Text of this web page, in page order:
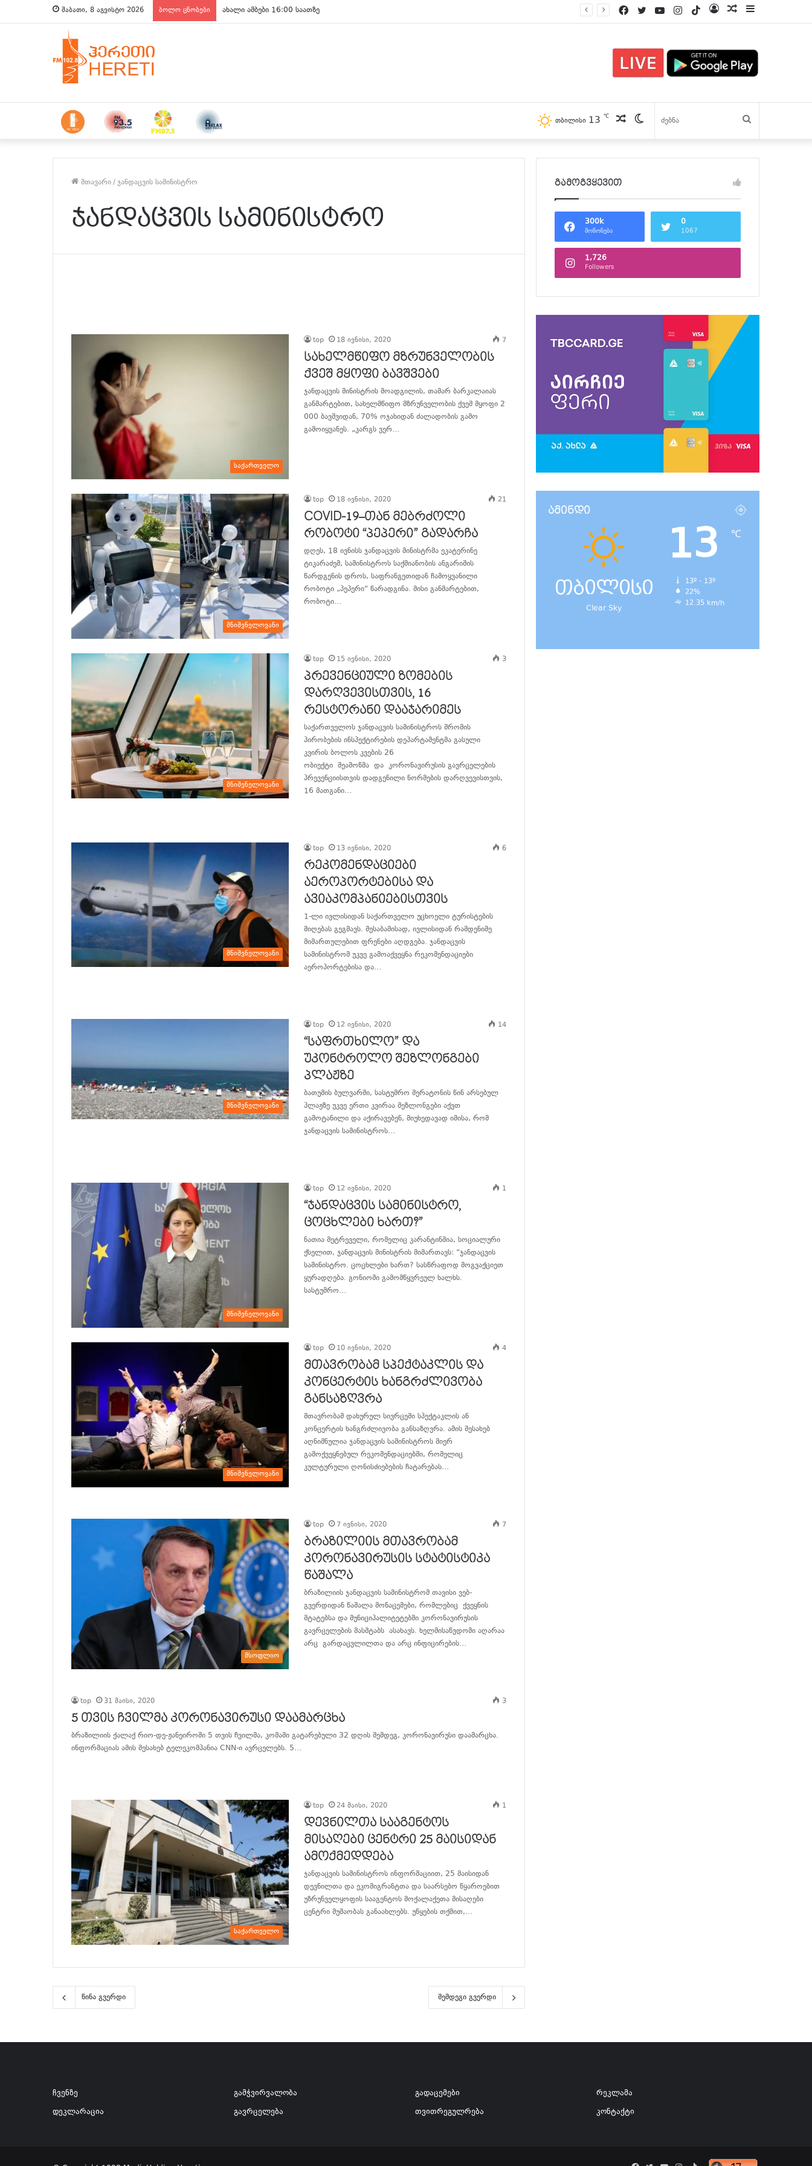
შაბათი, 8 აგვისტო 2026 ბოლო ცნობები ახალი ამბები 15:00 საათზე პოსტები
Log
TikTok
Instagram
YouTube
Twitter
Facebook
Switch
skin
პოსტები
თბილისი 13 ℃
მთავარი/ჯანდაცვის სამინისტრო
ჯანდაცვის სამინისტრო
საქართველო
top 18 ივნისი, 2020 7
სახელმწიფო მზრუნველობის
ქვეშ მყოფი ბავშვები
ჯანდაცვის მინისტრის მოადგილის, თამარ ბარკალაიას
განმარტებით, სახელმწიფო მზრუნველობის ქვეშ მყოფი 2
000 ბავშვიდან, 70% ოჯახიდან ძალადობის გამო
გამოიყვანეს. „კარგს ვერ…
მნიშვნელოვანი
top 18 ივნისი, 2020 21
COVID-19–თან მებრძოლი
რობოტი “პეპერი” გადარჩა
დღეს, 18 ივნისს ჯანდაცვის მინისტრმა ეკატერინე
ტიკარაძემ, სამინისტროს საქმიანობის ანგარიშის
წარდგენის დროს, საფრანგეთიდან ჩამოყვანილი
რობოტი „პეპერი“ წარადგინა. მისი განმარტებით,
რობოტი…
მნიშვნელოვანი
top 15 ივნისი, 2020 3
პრევენციული ზომების
დარღვევისთვის, 16
რესტორანი დააჯარიმეს
საქართველოს ჯანდაცვის სამინისტროს შრომის
პირობების ინსპექტირების დეპარტამენტმა გასული
კვირის ბოლოს კვების 26
ობიექტი შეამოწმა და კორონავირუსის გავრცელების
პრევენციისთვის დადგენილი ნორმების დარღვევისთვის,
16 მათგანი…
მნიშვნელოვანი
top 13 ივნისი, 2020 6
რეკომენდაციები
აეროპორტებისა და
ავიაკომპანიებისთვის
1-ლი ივლისიდან საქართველო უცხოელი ტურისტების
მიღებას გეგმავს. შესაბამისად, ივლისიდან რამდენიმე
მიმართულებით ფრენები აღდგება. ჯანდაცვის
სამინისტრომ უკვე გამოაქვეყნა რეკომენდაციები
აეროპორტებისა და…
მნიშვნელოვანი
top 12 ივნისი, 2020 14
“საფრთხილო” და
უკონტროლო შეზლონგები
პლაჟზე
ბათუმის ბულვარში, სასტუმრო შერატონის წინ არსებულ
პლაჟზე უკვე ერთი კვირაა შეზლონგები აქვთ
გამოტანილი და აქირავებენ, მიუხედავად იმისა, რომ
ჯანდაცვის სამინისტროს…
მნიშვნელოვანი
top 12 ივნისი, 2020 1
“ჯანდაცვის სამინისტრო,
ცოცხლები ხართ?”
ნათია მეტრეველი, რომელიც კარანტინშია, სოციალური
ქსელით, ჯანდაცვის მინისტრის მიმართავს: “ჯანდაცვის
სამინისტრო. ცოცხლები ხართ? სასწრაფოდ მოგვაქციეთ
ყურადღება. გონიოში გამომწყვრეულ ხალხს.
სასტუმრო…
მნიშვნელოვანი
top 10 ივნისი, 2020 4
მთავრობამ სპექტაკლის და
კონცერტის ხანგრძლივობა
განსაზღვრა
მთავრობამ დახურულ სივრცეში სპექტაკლის ან
კონცერტის ხანგრძლივობა განსაზღვრა. ამის შესახებ
აღნიშნულია ჯანდაცვის სამინისტროს მიერ
გამოქვეყნებულ რეკომენდაციებში, რომელიც
კულტურული ღონისძიებების ჩატარებას…
მსოფლიო
top 7 ივნისი, 2020 7
ბრაზილიის მთავრობამ
კორონავირუსის სტატისტიკა
წაშალა
ბრაზილიის ჯანდაცვის სამინისტრომ თავისი ვებ-
გვერდიდან წაშალა მონაცემები, რომლებიც ქვეყნის
შტატებსა და მუნიციპალიტეტებში კორონავირუსის
გავრცელების მასშტაბს ასახავს. ხელმისაწვდომი აღარაა
არც გარდაცვლილთა და არც ინფიცირების…
top 31 მაისი, 2020 3
5 თვის ჩვილმა კორონავირუსი დაამარცხა
ბრაზილიის ქალაქ რიო-დე-ჟანეიროში 5 თვის ჩვილმა, კომაში გატარებული 32 დღის შემდეგ, კორონავირუსი დაამარცხა.
ინფორმაციას ამის შესახებ ტელეკომპანია CNN-ი ავრცელებს. 5…
საქართველო
top 24 მაისი, 2020 1
დევნილთა სააგენტოს
მისაღები ცენტრი 25 მაისიდან
ამოქმედდება
ჯანდაცვის სამინისტროს ინფორმაციით, 25 მაისიდან
დევნილთა და ეკომიგრანტთა და საარსებო წყაროებით
უზრუნველყოფის სააგენტოს მოქალაქეთა მისაღები
ცენტრი მუშაობას განაახლებს. უწყების თქმით,…
წინა გვერდი შემდეგი გვერდი
გამოგვყევით
300k
მოწონება
0
1067
1,726
Followers
ამინდი
თბილისი
Clear Sky
13 ℃
13º - 13º
22%
12.35 km/h
ჩვენზე
დეკლარაცია
გამჭვირვალობა
გავრცელება
გადაცემები
თვითრეგულრება
რეკლამა
კონტაქტი